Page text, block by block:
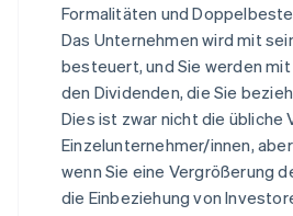
Formalitäten und
Das Unternehmen wird mit
besteuert, und Sie werden
den Dividenden, die Sie
Dies ist zwar nicht die übliche
Einzelunternehmer/innen,
wenn Sie eine Vergrößerung
die Einbeziehung von